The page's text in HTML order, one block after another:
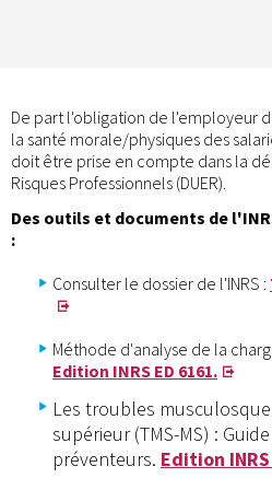
De part l'obligation de l'employeur
la santé morale/physiques des
doit être prise en compte dans la
Risques Professionnels (DUER).
Des outils et documents de
:
Consulter le dossier de l'INRS :
Méthode d'analyse de la
Edition INRS ED 6161.
Les troubles
supérieur (TMS-MS) :
préventeurs. Edition